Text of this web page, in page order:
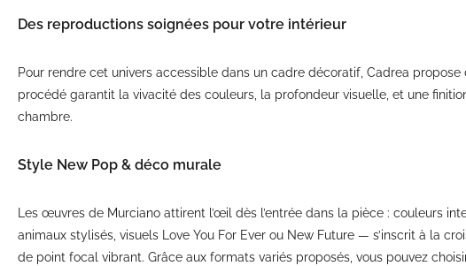
Des reproductions soignées pour votre intérieur
Pour rendre cet univers accessible dans un cadre décoratif, Cadrea
procédé garantit la vivacité des couleurs, la profondeur visuelle, et une
chambre.
Style New Pop & déco murale
Les œuvres de Murciano attirent l’œil dès l’entrée dans la pièce : couleurs
animaux stylisés, visuels Love You For Ever ou New Future — s’inscrit à la
de point focal vibrant. Grâce aux formats variés proposés, vous pouvez